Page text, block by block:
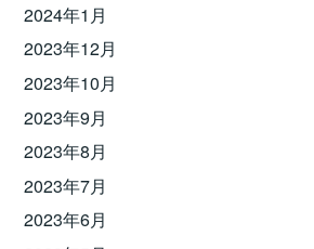
2024年1月
2023年12月
2023年10月
2023年9月
2023年8月
2023年7月
2023年6月